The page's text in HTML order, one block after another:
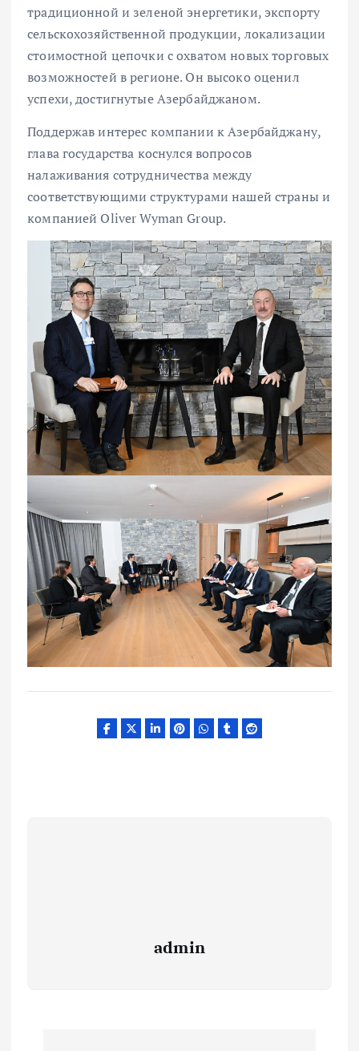
традиционной и зеленой энергетики, экспорту
сельскохозяйственной продукции, локализации
стоимостной цепочки с охватом новых торговых
возможностей в регионе. Он высоко оценил
успехи, достигнутые Азербайджаном.
Поддержав интерес компании к Азербайджану,
глава государства коснулся вопросов
налаживания сотрудничества между
соответствующими структурами нашей страны и
компанией Oliver Wyman Group.
admin